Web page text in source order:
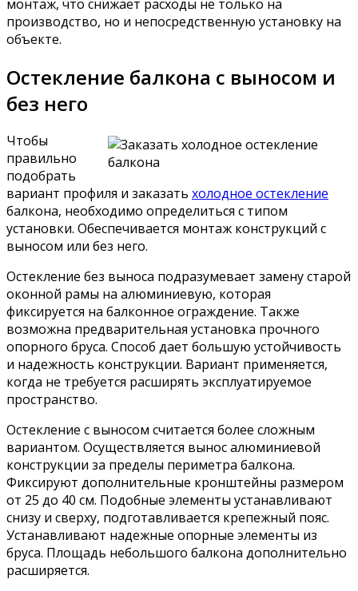
монтаж, что снижает расходы не только на
производство, но и непосредственную установку на
объекте.
Остекление балкона с выносом и
без него
Чтобы
правильно
подобрать
вариант профиля и заказать холодное остекление
балкона, необходимо определиться с типом
установки. Обеспечивается монтаж конструкций с
выносом или без него.
Остекление без выноса подразумевает замену старой
оконной рамы на алюминиевую, которая
фиксируется на балконное ограждение. Также
возможна предварительная установка прочного
опорного бруса. Способ дает большую устойчивость
и надежность конструкции. Вариант применяется,
когда не требуется расширять эксплуатируемое
пространство.
Остекление с выносом считается более сложным
вариантом. Осуществляется вынос алюминиевой
конструкции за пределы периметра балкона.
Фиксируют дополнительные кронштейны размером
от 25 до 40 см. Подобные элементы устанавливают
снизу и сверху, подготавливается крепежный пояс.
Устанавливают надежные опорные элементы из
бруса. Площадь небольшого балкона дополнительно
расширяется.